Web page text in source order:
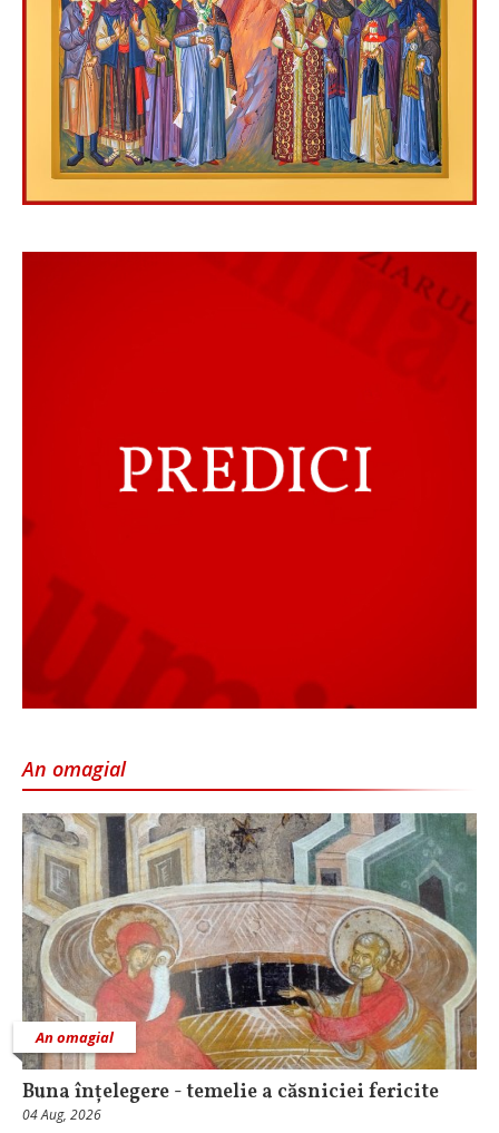
An omagial
An omagial
Buna înțelegere - temelie a căsniciei fericite
04 Aug, 2026